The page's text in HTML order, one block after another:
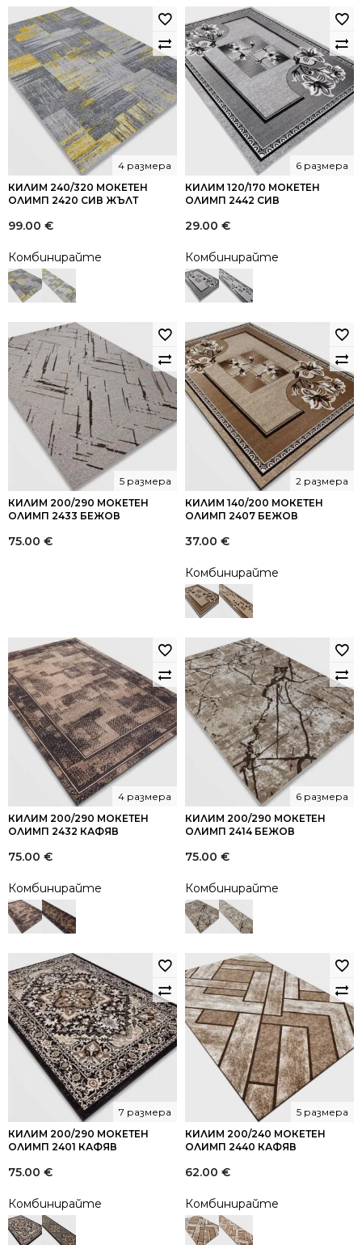
КИЛИМ 240/320 МОКЕТЕН
ОЛИМП 2420 СИВ ЖЪЛТ
4 размера
99.00 €
Комбинирайте
КИЛИМ 120/170 МОКЕТЕН
ОЛИМП 2442 СИВ
6 размера
29.00 €
Комбинирайте
КИЛИМ 200/290 МОКЕТЕН
ОЛИМП 2433 БЕЖОВ
5 размера
75.00 €
КИЛИМ 140/200 МОКЕТЕН
ОЛИМП 2407 БЕЖОВ
2 размера
37.00 €
Комбинирайте
КИЛИМ 200/290 МОКЕТЕН
ОЛИМП 2432 КАФЯВ
4 размера
75.00 €
Комбинирайте
КИЛИМ 200/290 МОКЕТЕН
ОЛИМП 2414 БЕЖОВ
6 размера
75.00 €
Комбинирайте
КИЛИМ 200/290 МОКЕТЕН
ОЛИМП 2401 КАФЯВ
7 размера
75.00 €
Комбинирайте
КИЛИМ 200/240 МОКЕТЕН
ОЛИМП 2440 КАФЯВ
5 размера
62.00 €
Комбинирайте